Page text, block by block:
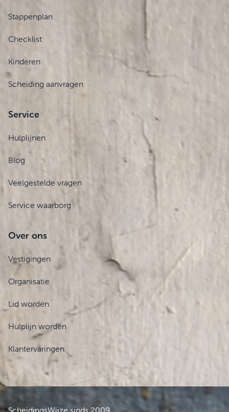
Stappenplan
Checklist
Kinderen
Scheiding aanvragen
Service
Hulplijnen
Blog
Veelgestelde vragen
Service waarborg
Over ons
Vestigingen
Organisatie
Lid worden
Hulplijn worden
Klantervaringen